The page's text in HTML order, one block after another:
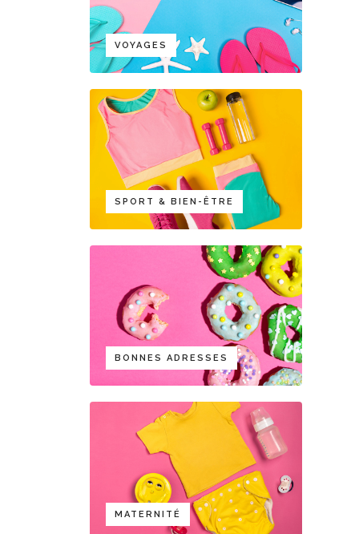
VOYAGES
SPORT & BIEN-ÊTRE
BONNES ADRESSES
MATERNITÉ